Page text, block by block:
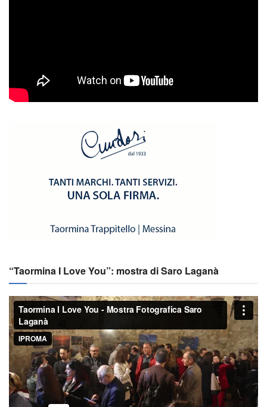
“Taormina I Love You”: mostra di Saro Laganà